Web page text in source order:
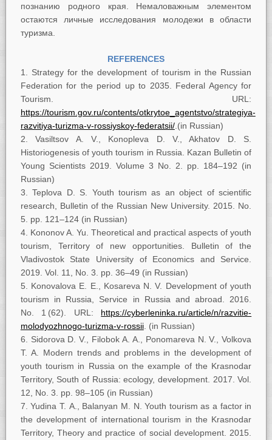
познанию родного края. Немаловажным элементом
остаются личные исследования молодежи в области
туризма.
REFERENCES
Strategy for the development of tourism in the Russian
Federation for the period up to 2035. Federal Agency for
Tourism. URL:
https://tourism.gov.ru/contents/otkrytoe_agentstvo/strategiya-
razvitiya-turizma-v-rossiyskoy-federatsii/.(in Russian)
Vasiltsov A. V., Konopleva D. V., Akhatov D. S.
Historiogenesis of youth tourism in Russia. Kazan Bulletin of
Young Scientists 2019. Volume 3 No. 2. pp. 184–192 (in
Russian)
Teplova D. S. Youth tourism as an object of scientific
research, Bulletin of the Russian New University. 2015. No.
5. pp. 121–124 (in Russian)
Kononov A. Yu. Theoretical and practical aspects of youth
tourism, Territory of new opportunities. Bulletin of the
Vladivostok State University of Economics and Service.
2019. Vol. 11, No. 3. pp. 36–49 (in Russian)
Konovalova E. E., Kosareva N. V. Development of youth
tourism in Russia, Service in Russia and abroad. 2016.
No. 1 (62). URL: https://cyberleninka.ru/article/n/razvitie-
molodyozhnogo-turizma-v-rossii. (in Russian)
Sidorova D. V., Filobok A. A., Ponomareva N. V., Volkova
T. A. Modern trends and problems in the development of
youth tourism in Russia on the example of the Krasnodar
Territory, South of Russia: ecology, development. 2017. Vol.
12, No. 3. pp. 98–105 (in Russian)
Yudina T. A., Balanyan M. N. Youth tourism as a factor in
the development of international tourism in the Krasnodar
Territory, Theory and practice of social development. 2015.